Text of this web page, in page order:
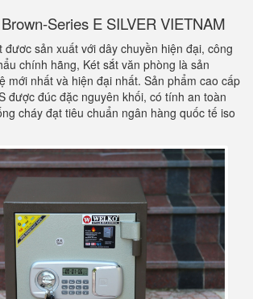
Series E SILVER VIETNAM
đươc sản xuất với dây chuyền hiện đại, công
chính hãng, Két sắt văn phòng là sản
mới nhất và hiện đại nhất. Sản phẩm cao cấp
được đúc đặc nguyên khối, có tính an toàn
cháy đạt tiêu chuẩn ngân hàng quốc tế iso